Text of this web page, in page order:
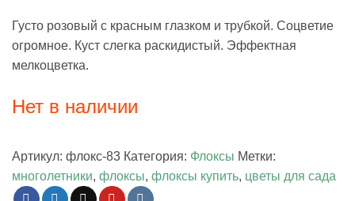
Густо розовый с красным глазком и трубкой. Соцветие
огромное. Куст слегка раскидистый. Эффектная
мелкоцветка.
Нет в наличии
Артикул: флокс-83 Категория: Флоксы Метки:
многолетники, флоксы, флоксы купить, цветы для сада